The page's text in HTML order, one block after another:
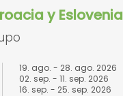
y Eslovenia
19. ago. - 28. ago. 2026
02. sep. - 11. sep. 2026
16. sep. - 25. sep. 2026